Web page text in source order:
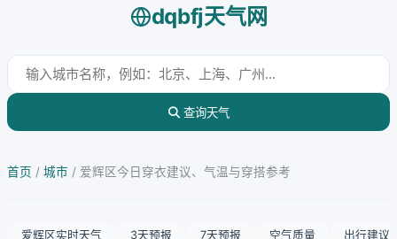
dqbfj天气网
查询天气
首页 / 城市 / 爱辉区今日穿衣建议、气温与穿搭参考
爱辉区实时天气 3天预报 7天预报 空气质量 出行建议